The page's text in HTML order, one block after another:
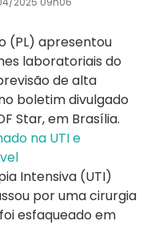
(PL) apresentou
laboratoriais do
de alta
boletim divulgado
Star, em Brasília.
na UTI e
Intensiva (UTI)
por uma cirurgia
esfaqueado em